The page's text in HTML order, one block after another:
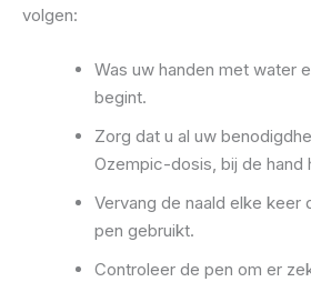
volgen:
Was uw handen met water
begint.
Zorg dat u al uw
Ozempic-dosis, bij de hand
Vervang de naald elke keer
pen gebruikt.
Controleer de pen om er